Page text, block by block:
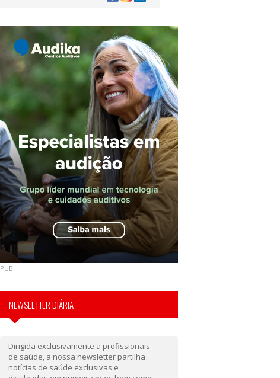
PUB
NEWSLETTER DIÁRIA
Dirigida exclusivamente a profissionais
de saúde, a nossa newsletter partilha
notícias de saúde exclusivas e